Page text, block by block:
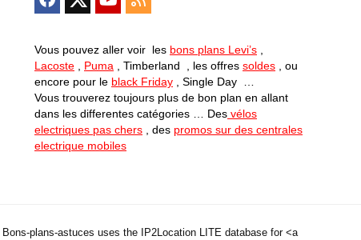
Vous pouvez aller voir les bons plans Levi’s
Lacoste
Puma , Timberland , les offres soldes , ou
encore pour le black Friday , Single Day …
Vous trouverez toujours plus de bon plan en allant
dans les differentes catégories … Des vélos
electriques pas chers , des promos sur des centrales
electrique mobiles
Bons-plans-astuces uses the IP2Location LITE database for <a